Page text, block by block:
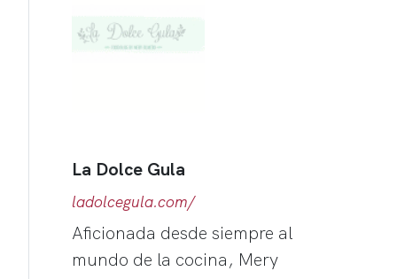
La Dolce Gula
ladolcegula.com/
Aficionada desde siempre al
mundo de la cocina, Mery